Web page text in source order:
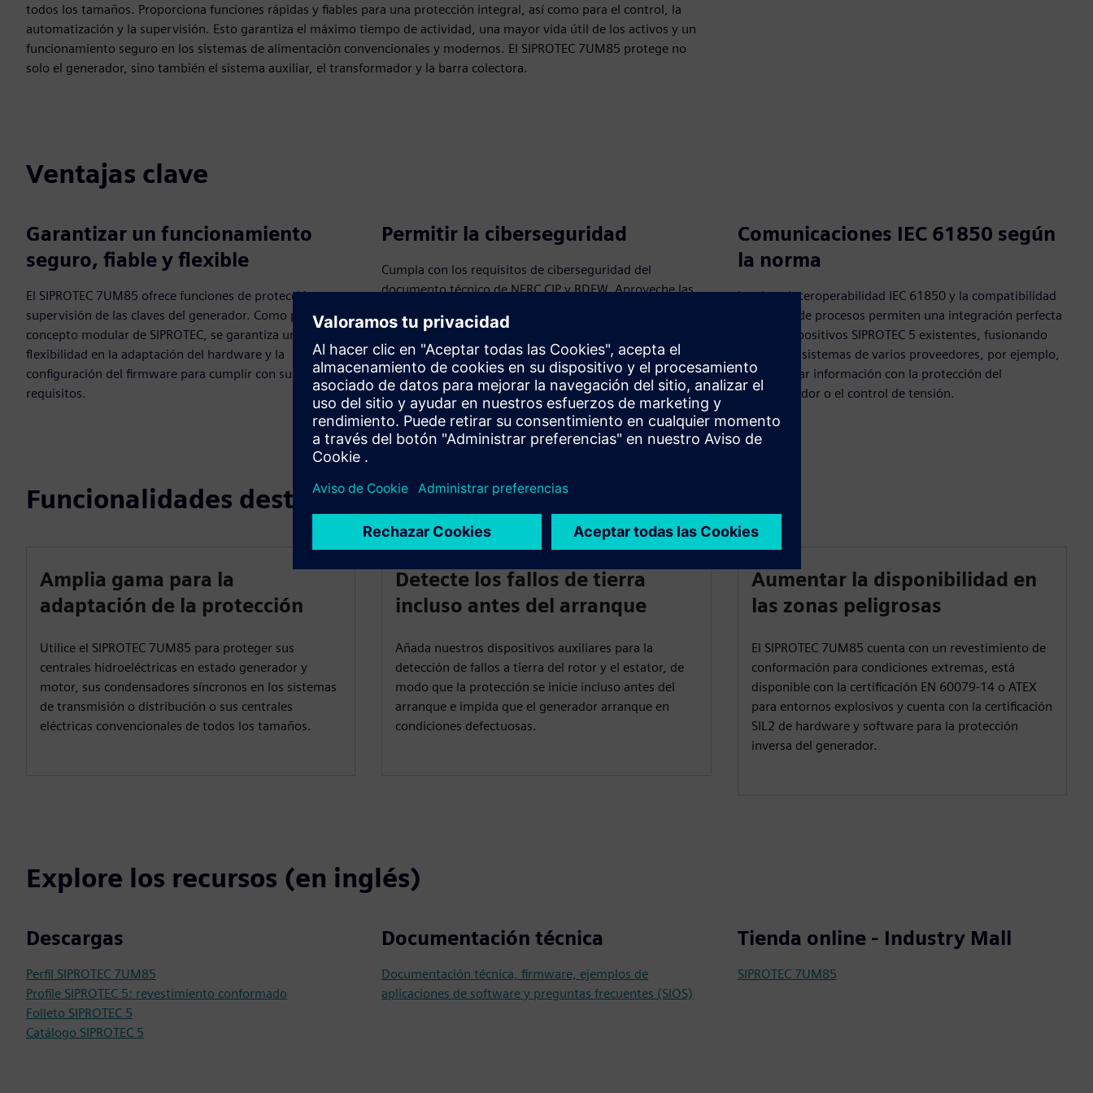
todos los tamaños. Proporciona funciones rápidas y fiables para una protección integral, así como para el control, la
automatización y la supervisión. Esto garantiza el máximo tiempo de actividad, una mayor vida útil de los activos y un
funcionamiento seguro en los sistemas de alimentación convencionales y modernos. El SIPROTEC 7UM85 protege no
solo el generador, sino también el sistema auxiliar, el transformador y la barra colectora.
Ventajas clave
Garantizar un funcionamiento
seguro, fiable y flexible
El SIPROTEC 7UM85 ofrece funciones de protección y
supervisión de las claves del generador. Como parte del
concepto modular de SIPROTEC, se garantiza una alta
flexibilidad en la adaptación del hardware y la
configuración del firmware para cumplir con sus
requisitos.
Permitir la ciberseguridad
Cumpla con los requisitos de ciberseguridad del
documento técnico de NERC CIP y BDEW. Aproveche las
acceso basado en funciones y el registro de los eventos
relacionados con la seguridad, para lograr un entorno
operativo fiable.
Comunicaciones IEC 61850 según
la norma
La plena interoperabilidad IEC 61850 y la compatibilidad
con el bus de procesos permiten una integración perfecta
con los dispositivos SIPROTEC 5 existentes, fusionando
unidades y sistemas de varios proveedores, por ejemplo,
intercambiar información con la protección del
transformador o el control de tensión.
Funcionalidades destacadas
Amplia gama para la
adaptación de la protección
Utilice el SIPROTEC 7UM85 para proteger sus
centrales hidroeléctricas en estado generador y
motor, sus condensadores síncronos en los sistemas
de transmisión o distribución o sus centrales
eléctricas convencionales de todos los tamaños.
Detecte los fallos de tierra
incluso antes del arranque
Añada nuestros dispositivos auxiliares para la
detección de fallos a tierra del rotor y el estator, de
modo que la protección se inicie incluso antes del
arranque e impida que el generador arranque en
condiciones defectuosas.
Aumentar la disponibilidad en
las zonas peligrosas
El SIPROTEC 7UM85 cuenta con un revestimiento de
conformación para condiciones extremas, está
disponible con la certificación EN 60079-14 o ATEX
para entornos explosivos y cuenta con la certificación
SIL2 de hardware y software para la protección
inversa del generador.
Explore los recursos (en inglés)
Descargas
Perfil SIPROTEC 7UM85
Profile SIPROTEC 5: revestimiento conformado
Folleto SIPROTEC 5
Catálogo SIPROTEC 5
Documentación técnica
Documentación técnica, firmware, ejemplos de
aplicaciones de software y preguntas frecuentes (SIOS)
Tienda online - Industry Mall
SIPROTEC 7UM85